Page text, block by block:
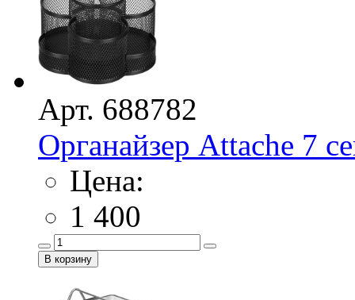
Арт. 688782
Органайзер Attache 7
Цена:
1 400